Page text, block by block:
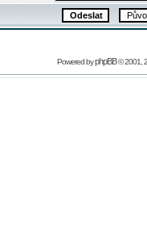
Powered byphpBB© 2001,